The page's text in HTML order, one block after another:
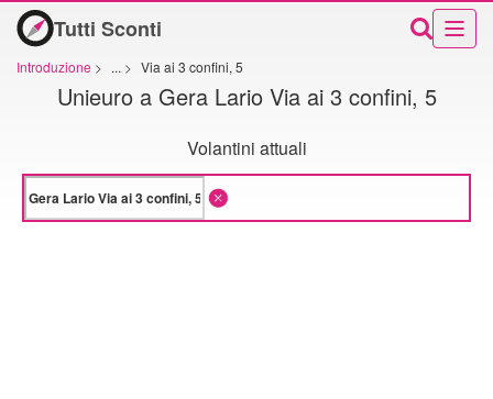
Tutti Sconti
Introduzione > ... > Via ai 3 confini, 5
Unieuro a Gera Lario Via ai 3 confini, 5
Volantini attuali